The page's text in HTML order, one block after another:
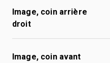
Image, coin arrière
droit
Image, coin avant